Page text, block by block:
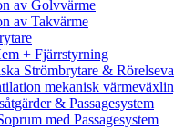
av Golvvärme
av Takvärme
+ Fjärrstyrning
Strömbrytare &
mekanisk
& Passagesystem
med Passagesystem